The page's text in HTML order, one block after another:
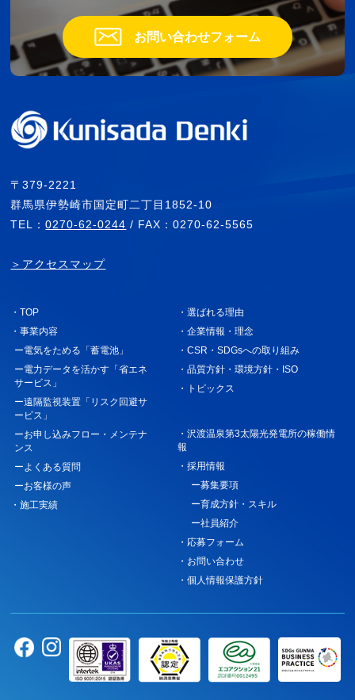
お問い合わせフォーム
〒379-2221
群馬県伊勢崎市国定町二丁目1852-10
TEL：0270-62-0244 / FAX：0270-62-5565
＞アクセスマップ
・TOP
・事業内容
ー電気をためる「蓄電池」
ー電力データを活かす「省エネ
サービス」
ー遠隔監視装置「リスク回避サ
ービス」
ーお申し込みフロー・メンテナ
ンス
ーよくある質問
ーお客様の声
・施工実績
・選ばれる理由
・企業情報・理念
・CSR・SDGsへの取り組み
・品質方針・環境方針・ISO
・トピックス
・沢渡温泉第3太陽光発電所の稼働情
報
・採用情報
ー募集要項
ー育成方針・スキル
ー社員紹介
・応募フォーム
・お問い合わせ
・個人情報保護方針